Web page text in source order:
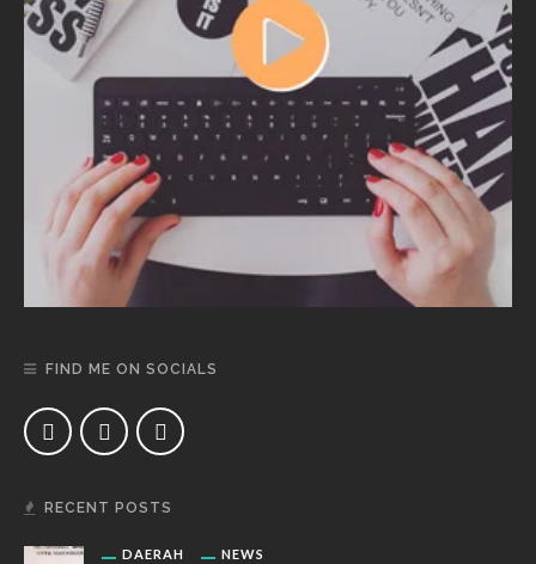
FIND ME ON SOCIALS
RECENT POSTS
DAERAH NEWS